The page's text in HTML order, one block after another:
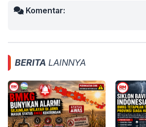
Komentar:
BERITA LAINNYA